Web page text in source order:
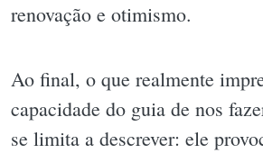
renovação e otimismo.
Ao final, o que realmente
capacidade do guia de nos
se limita a descrever: ele